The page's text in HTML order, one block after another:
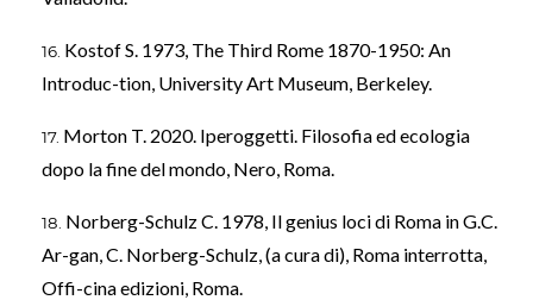
Kostof S. 1973, The Third Rome 1870-1950: An
Introduc-tion, University Art Museum, Berkeley.
Morton T. 2020. Iperoggetti. Filosofia ed ecologia
dopo la fine del mondo, Nero, Roma.
Norberg-Schulz C. 1978, Il genius loci di Roma in G.C.
Ar-gan, C. Norberg-Schulz, (a cura di), Roma interrotta,
Offi-cina edizioni, Roma.